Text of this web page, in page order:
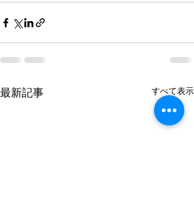
最新記事 すべて表示